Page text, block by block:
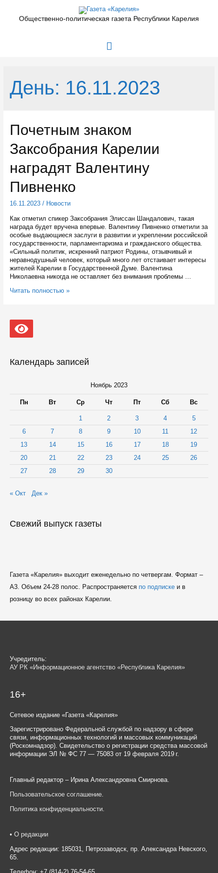
содержимомуОбщественно-политическая газета Республики Карелия
Главное
День: 16.11.2023
Почетным знаком
Заксобрания Карелии
наградят Валентину
Пивненко
16.11.2023/ Новости
Как отметил спикер Заксобрания Элиссан Шандалович, такая
награда будет вручена впервые. Валентину Пивненко отметили за
особые выдающиеся заслуги в развитии и укреплении российской
государственности, парламентаризма и гражданского общества.
«Сильный политик, искренний патриот Родины, отзывчивый и
неравнодушный человек, который много лет отстаивает интересы
жителей Карелии в Государственной Думе. Валентина
Николаевна никогда не оставляет без внимания проблемы …
Почетным
наградят
Валентину
Пивненко
Читать полностью »
Календарь записей
Ноябрь 2023
Пн Вт Ср Чт Пт Сб Вс
1 2 3 4
5
6
7 8 9 10 11
12
13
14 15 16 17 18
19
20
21 22 23 24 25
26
27
28 29 30
« Окт Дек »
Свежий выпуск газеты
Газета «Карелия» выходит еженедельно по четвергам. Формат –
A3. Объем 24-28 полос. Распространяется по подпискеи в
розницу во всех районах Карелии.
Учредитель:
АУ РК «Информационное агентство «Республика Карелия»
16+
Сетевое издание «Газета «Карелия»
Зарегистрировано Федеральной службой по надзору в сфере
связи, информационных технологий и массовых коммуникаций
(Роскомнадзор). Свидетельство о регистрации средства массовой
информации ЭЛ № ФС 77 — 75083 от 19 февраля 2019 г.
Главный редактор – Ирина Александровна Смирнова.
Пользовательское соглашение
Политика конфиденциальности
• О редакции
Адрес редакции: 185031, Петрозаводск, пр. Александра Невского,
65.